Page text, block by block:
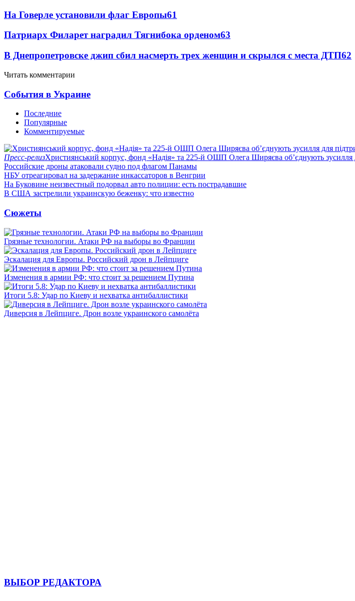
На Говерле установили флаг Европы61
Патриарх Филарет наградил Тягнибока орденом63
В Днепропетровске джип сбил насмерть трех женщин и скрылся с места ДТП62
Читать комментарии
События в Украине
Последние
Популярные
Комментируемые
Пресс-релизХристиянський корпус, фонд «Надія» та 225-й ОШП Олега Ширяєва об’єднують зусилля
Российские дроны атаковали судно под флагом Панамы
НБУ отреагировал на задержание инкассаторов в Венгрии
На Буковине неизвестный подорвал авто полиции: есть пострадавшие
В США застрелили украинскую беженку: что известно
Сюжеты
Грязные технологии. Атаки РФ на выборы во Франции
Эскалация для Европы. Российский дрон в Лейпциге
Изменения в армии РФ: что стоит за решением Путина
Итоги 5.8: Удар по Киеву и нехватка антибаллистики
Диверсия в Лейпциге. Дрон возле украинского самолёта
ВЫБОР РЕДАКТОРА